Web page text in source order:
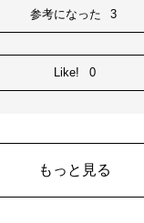
参考になった 3
Like! 0
もっと見る